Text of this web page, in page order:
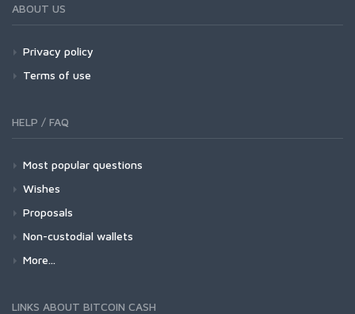
ABOUT US
Privacy policy
Terms of use
HELP / FAQ
Most popular questions
Wishes
Proposals
Non-custodial wallets
More...
LINKS ABOUT BITCOIN CASH